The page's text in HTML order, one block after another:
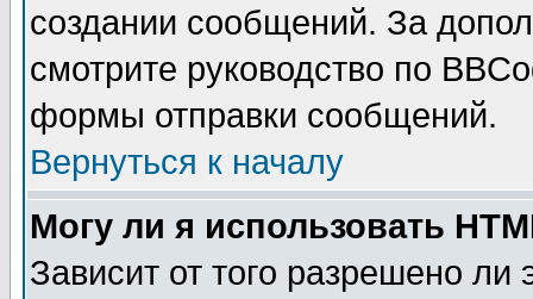
создании сообщений. За
смотрите руководство по
формы отправки сообщений.
Вернуться к началу
Могу ли я использовать
Зависит от того разрешено